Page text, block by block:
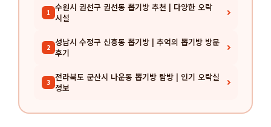
1 수원시 권선구 권선동 뽑기방 추천 | 다양한 오락
시설
2 성남시 수정구 신흥동 뽑기방 | 추억의 뽑기방 방문
후기
3 전라북도 군산시 나운동 뽑기방 탐방 | 인기 오락실
정보